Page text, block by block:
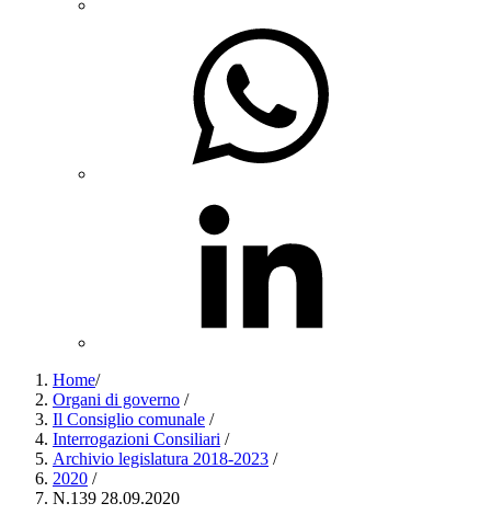
Home/
Organi di governo /
Il Consiglio comunale /
Interrogazioni Consiliari /
Archivio legislatura 2018-2023 /
2020 /
N.139 28.09.2020